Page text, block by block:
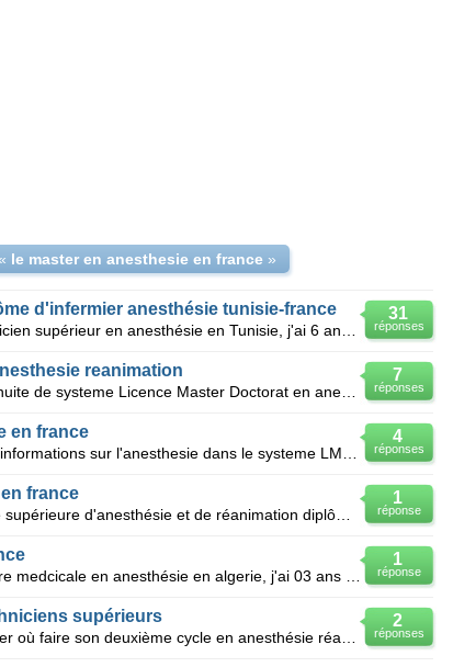
le master en anesthesie en france»
31
réponses
d'infermier anesthésie tunisie-france
7
réponses
reanimation
J aimerais faire la contunuite de systeme Licence Master Doctorat en anesthesie reanimation car je
4
réponses
en france
1
réponse
france
Je suis une technicienne supérieure d'anesthésie et de réanimation diplômée en 2016 je voudrais ter
1
réponse
2
réponses
supérieurs